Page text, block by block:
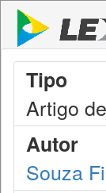
Tipo
Artigo
Autor
Souza